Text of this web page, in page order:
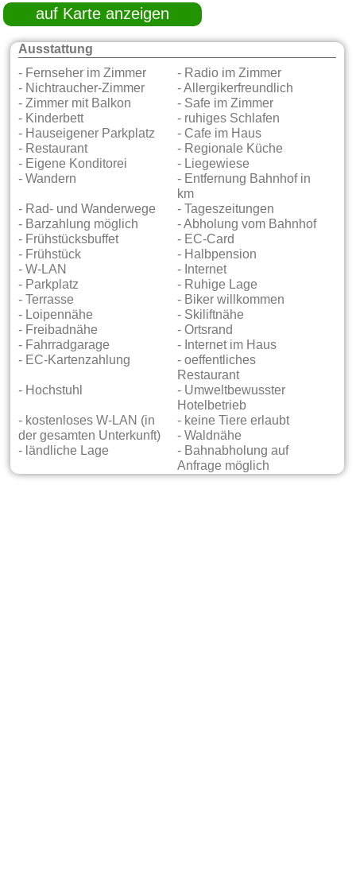
auf Karte anzeigen
Ausstattung
- Fernseher im Zimmer
- Radio im Zimmer
- Nichtraucher-Zimmer
- Allergikerfreundlich
- Zimmer mit Balkon
- Safe im Zimmer
- Kinderbett
- ruhiges Schlafen
- Hauseigener Parkplatz
- Cafe im Haus
- Restaurant
- Regionale Küche
- Eigene Konditorei
- Liegewiese
- Wandern
- Entfernung Bahnhof in
km
- Rad- und Wanderwege
- Tageszeitungen
- Barzahlung möglich
- Abholung vom Bahnhof
- Frühstücksbuffet
- EC-Card
- Frühstück
- Halbpension
- W-LAN
- Internet
- Parkplatz
- Ruhige Lage
- Terrasse
- Biker willkommen
- Loipennähe
- Skiliftnähe
- Freibadnähe
- Ortsrand
- Fahrradgarage
- Internet im Haus
- EC-Kartenzahlung
- oeffentliches
Restaurant
- Hochstuhl
- Umweltbewusster
Hotelbetrieb
- kostenloses W-LAN (in
der gesamten Unterkunft)
- keine Tiere erlaubt
- Waldnähe
- ländliche Lage
- Bahnabholung auf
Anfrage möglich